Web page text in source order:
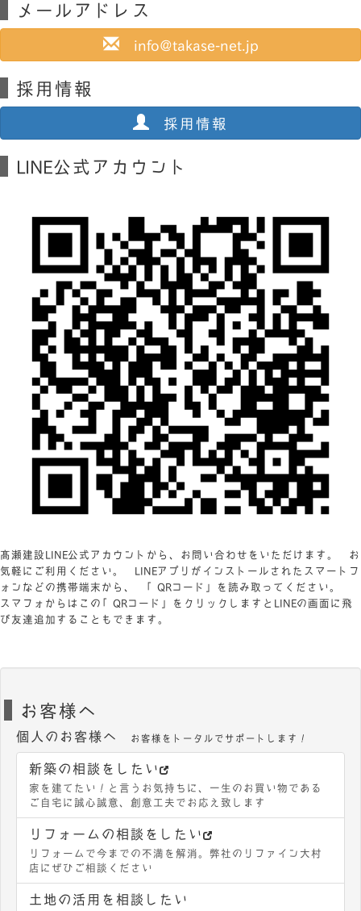
メールアドレス
info@takase-net.jp
採用情報
採用情報
LINE公式アカウント
髙瀬建設LINE公式アカウントから、お問い合わせをいただけます。 お
気軽にご利用ください。 LINEアプリがインストールされたスマートフ
ォンなどの携帯端末から、 「QRコード」を読み取ってください。
スマフォからはこの「QRコード」をクリックしますとLINEの画面に飛
び友達追加することもできます。
お客様へ
個人のお客様へ お客様をトータルでサポートします！
新築の相談をしたい
家を建てたい！と言うお気持ちに、一生のお買い物である
ご自宅に誠心誠意、創意工夫でお応え致します
リフォームの相談をしたい
リフォームで今までの不満を解消。弊社のリファイン大村
店にぜひご相談ください
土地の活用を相談したい